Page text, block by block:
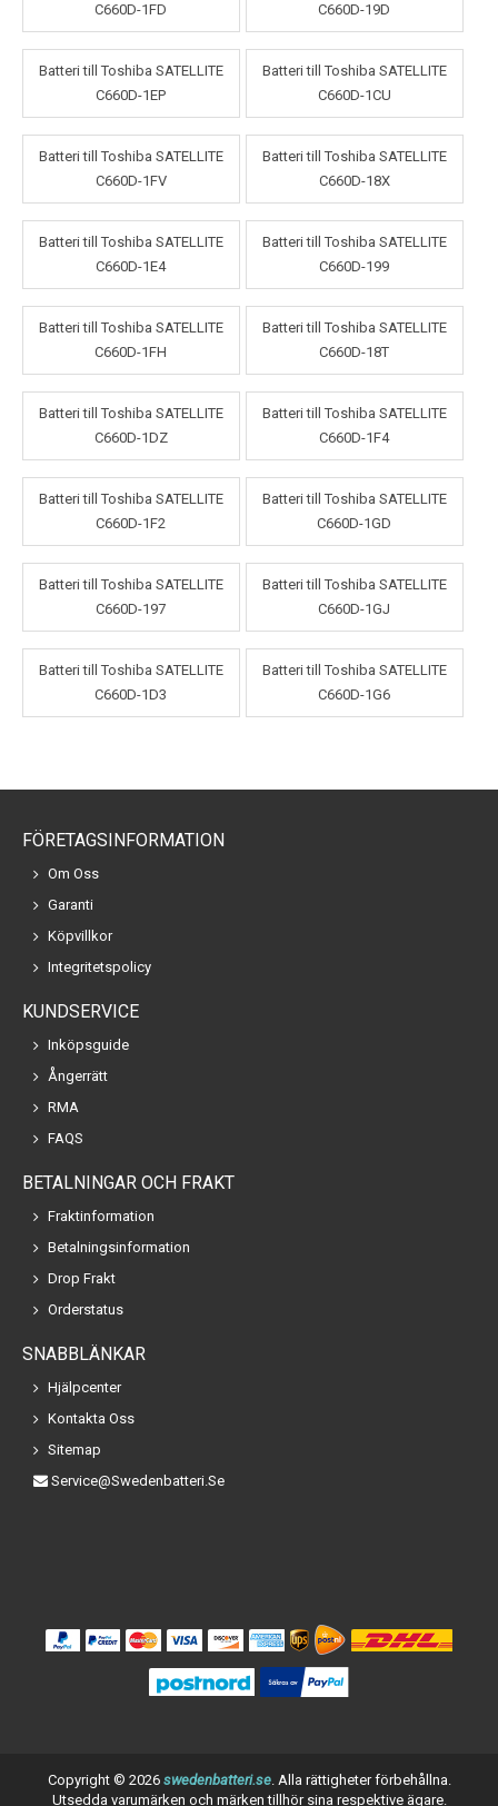
C660D-1FD
C660D-19D
Batteri till Toshiba SATELLITE
C660D-1EP
Batteri till Toshiba SATELLITE
C660D-1CU
Batteri till Toshiba SATELLITE
C660D-1FV
Batteri till Toshiba SATELLITE
C660D-18X
Batteri till Toshiba SATELLITE
C660D-1E4
Batteri till Toshiba SATELLITE
C660D-199
Batteri till Toshiba SATELLITE
C660D-1FH
Batteri till Toshiba SATELLITE
C660D-18T
Batteri till Toshiba SATELLITE
C660D-1DZ
Batteri till Toshiba SATELLITE
C660D-1F4
Batteri till Toshiba SATELLITE
C660D-1F2
Batteri till Toshiba SATELLITE
C660D-1GD
Batteri till Toshiba SATELLITE
C660D-197
Batteri till Toshiba SATELLITE
C660D-1GJ
Batteri till Toshiba SATELLITE
C660D-1D3
Batteri till Toshiba SATELLITE
C660D-1G6
FÖRETAGSINFORMATION
Om Oss
Garanti
Köpvillkor
Integritetspolicy
KUNDSERVICE
Inköpsguide
Ångerrätt
RMA
FAQS
BETALNINGAR OCH FRAKT
Fraktinformation
Betalningsinformation
Drop Frakt
Orderstatus
SNABBLÄNKAR
Hjälpcenter
Kontakta Oss
Sitemap
Service@swedenbatteri.se
Copyright © 2026 swedenbatteri.se. Alla rättigheter förbehållna.
Utsedda varumärken och märken tillhör sina respektive ägare.